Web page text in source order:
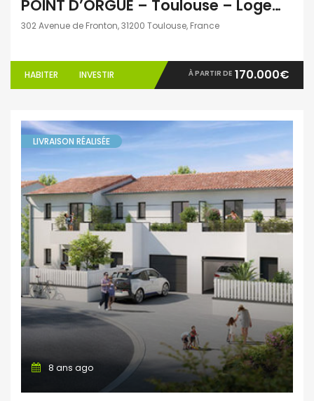
POINT D’ORGUE – Toulouse – Logements du T2 au T3
302 Avenue de Fronton, 31200 Toulouse, France
HABITER INVESTIR À PARTIR DE 170.000€
LIVRAISON RÉALISÉE
8 ans ago